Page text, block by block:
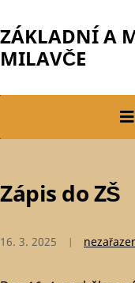
ZÁKLADNÍ A
MILAVČE
Zápis do ZŠ
16. 3. 2025